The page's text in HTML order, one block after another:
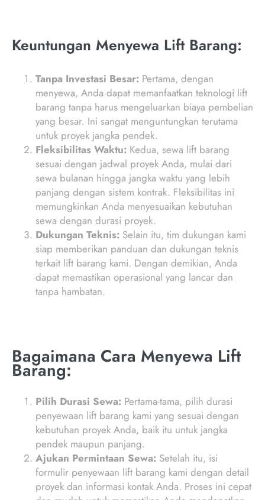
Keuntungan Menyewa Lift Barang:
Tanpa Investasi Besar: Pertama, dengan
menyewa, Anda dapat memanfaatkan teknologi lift
barang tanpa harus mengeluarkan biaya pembelian
yang besar. Ini sangat menguntungkan terutama
untuk proyek jangka pendek.
Fleksibilitas Waktu: Kedua, sewa lift barang
sesuai dengan jadwal proyek Anda, mulai dari
sewa bulanan hingga jangka waktu yang lebih
panjang dengan sistem kontrak. Fleksibilitas ini
memungkinkan Anda menyesuaikan kebutuhan
sewa dengan durasi proyek.
Dukungan Teknis: Selain itu, tim dukungan kami
siap memberikan panduan dan dukungan teknis
terkait lift barang kami. Dengan demikian, Anda
dapat memastikan operasional yang lancar dan
tanpa hambatan.
Bagaimana Cara Menyewa Lift
Barang:
Pilih Durasi Sewa: Pertama-tama, pilih durasi
penyewaan lift barang kami yang sesuai dengan
kebutuhan proyek Anda, baik itu untuk jangka
pendek maupun panjang.
Ajukan Permintaan Sewa: Setelah itu, isi
formulir penyewaan lift barang kami dengan detail
proyek dan informasi kontak Anda. Proses ini cepat